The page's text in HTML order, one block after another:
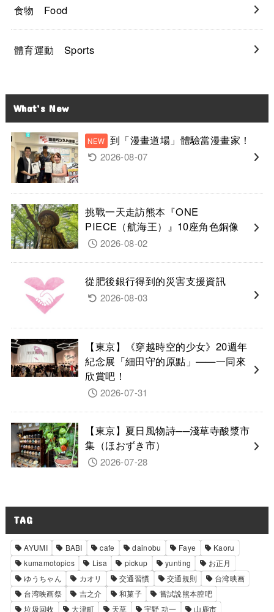
食物 Food
體育運動 Sports
What’s New
到「漫畫道場」體驗當漫畫家！
2026-08-07
挑戰一天走訪熊本『ONE
PIECE（航海王）』10座角色銅像
2026-08-02
從肥後銀行得到的災害支援資訊
2026-08-03
【東京】《穿越時空的少女》20週年
紀念展「細田守的原點」——一同來
欣賞吧！
2026-07-31
【東京】夏日風物詩──淺草寺酸漿市
集（ほおずき市）
2026-07-28
TAG
AYUMI BABI cafe dainobu Faye
Kaoru
kumamotopics
Lisa pickup yunting
お正月
ゆうちゃん
カオリ 交通習慣 交通規則
台湾映画
台湾映画祭
吉之介 和菓子
嘗試說熊本腔吧
垃圾回收
大津町 天草 宇野 功一
山鹿市